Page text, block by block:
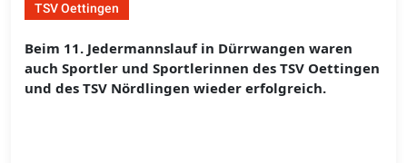
TSV Oettingen
Beim 11. Jedermannslauf in Dürrwangen waren
auch Sportler und Sportlerinnen des TSV Oettingen
und des TSV Nördlingen wieder erfolgreich.